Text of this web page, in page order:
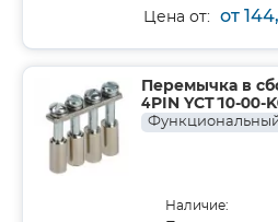
Цена от: от
Перемычка в
4PIN YCT10-00-
Наличие: